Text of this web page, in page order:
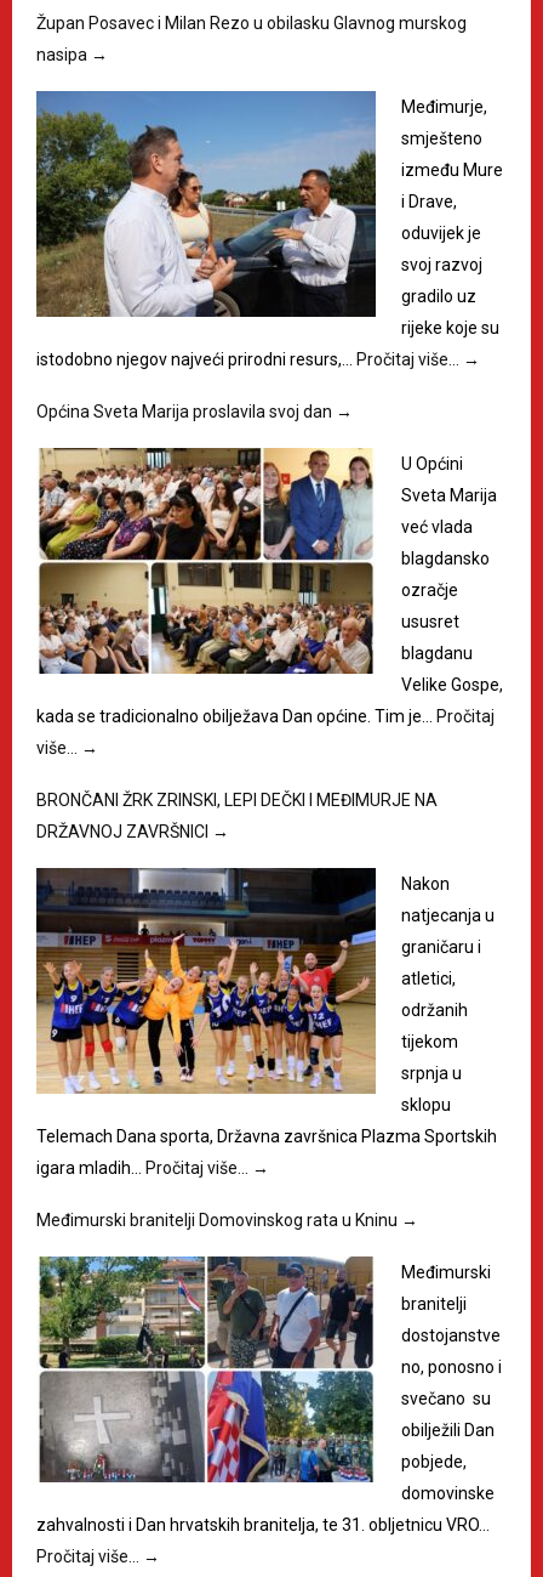
Župan Posavec i Milan Rezo u obilasku Glavnog murskog
nasipa →
Međimurje,
smješteno
između Mure
i Drave,
oduvijek je
svoj razvoj
gradilo uz
rijeke koje su
istodobno njegov najveći prirodni resurs,… Pročitaj više… →
Općina Sveta Marija proslavila svoj dan →
U Općini
Sveta Marija
već vlada
blagdansko
ozračje
ususret
blagdanu
Velike Gospe,
kada se tradicionalno obilježava Dan općine. Tim je… Pročitaj
više…
→
BRONČANI ŽRK ZRINSKI, LEPI DEČKI I MEĐIMURJE NA
DRŽAVNOJ ZAVRŠNICI →
Nakon
natjecanja u
graničaru i
atletici,
održanih
tijekom
srpnja u
sklopu
Telemach Dana sporta, Državna završnica Plazma Sportskih
igara mladih… Pročitaj više… →
Međimurski branitelji Domovinskog rata u Kninu →
Međimurski
branitelji
dostojanstve
no, ponosno i
svečano su
obilježili Dan
pobjede,
domovinske
zahvalnosti i Dan hrvatskih branitelja, te 31. obljetnicu VRO…
Pročitaj više…
→